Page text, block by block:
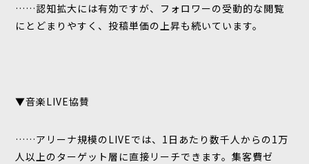
……認知拡大には有効ですが、フォロワーの受動的な閲覧
にとどまりやすく、投稿単価の上昇も続いています。
▼音楽LIVE協賛
……アリーナ規模のLIVEでは、1日あたり数千人からの1万
人以上のターゲット層に直接リーチできます。集客費ゼ